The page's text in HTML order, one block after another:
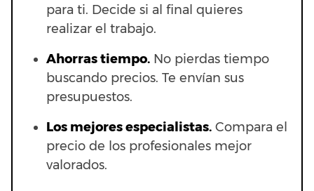
para ti. Decide si al final quieres
realizar el trabajo.
Ahorras tiempo. No pierdas tiempo
buscando precios. Te envían sus
presupuestos.
Los mejores especialistas. Compara el
precio de los profesionales mejor
valorados.